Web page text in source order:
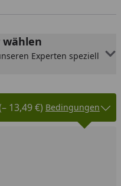
wählen
Experten speziell
13,49 €) Bedingungen
eingeben
um eins erhöhen